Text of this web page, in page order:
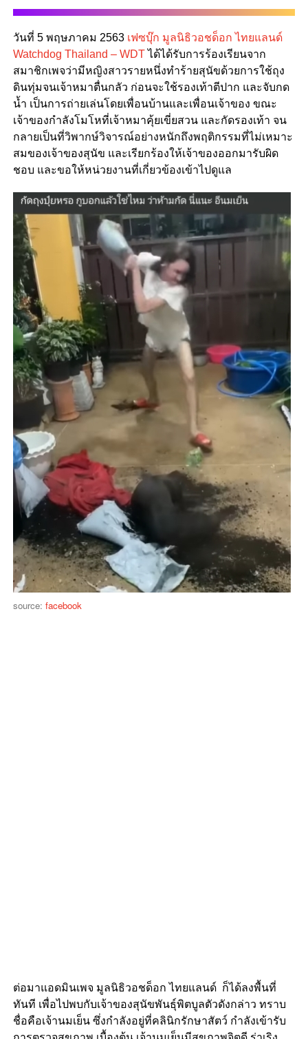
วันที่ 5 พฤษภาคม 2563 เฟซบุ๊ก มูลนิธิวอชด็อก ไทยแลนด์
Watchdog Thailand – WDTได้ได้รับการร้องเรียนจาก
สมาชิกเพจว่ามีหญิงสาวรายหนึ่งทำร้ายสุนัขด้วยการใช้ถุง
ดินทุ่มจนเจ้าหมาตื่นกลัว ก่อนจะใช้รองเท้าตีปาก และจับกด
น้ำ เป็นการถ่ายเล่นโดยเพื่อนบ้านและเพื่อนเจ้าของ ขณะ
เจ้าของกำลังโมโหที่เจ้าหมาคุ้ยเขี่ยสวน และกัดรองเท้า จน
กลายเป็นที่วิพากษ์วิจารณ์อย่างหนักถึงพฤติกรรมที่ไม่เหมาะ
สมของเจ้าของสุนัข และเรียกร้องให้เจ้าของออกมารับผิด
ชอบ และขอให้หน่วยงานที่เกี่ยวข้องเข้าไปดูแล
source: facebook
ต่อมาแอดมินเพจ มูลนิธิวอชด็อก ไทยแลนด์ ก็ได้ลงพื้นที่
ทันที เพื่อไปพบกับเจ้าของสุนัขพันธุ์พิตบูลตัวดังกล่าว ทราบ
ชื่อคือเจ้านมเย็น ซึ่งกำลังอยู่ที่คลินิกรักษาสัตว์ กำลังเข้ารับ